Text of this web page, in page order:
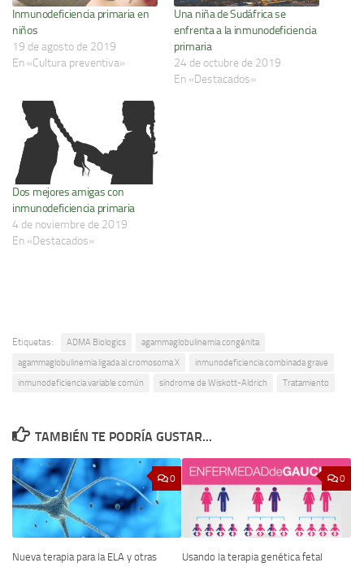
Inmunodeficiencia primaria en
niños
19 de agosto de 2019
En «Cultura preventiva»
Una niña de Sudáfrica se
enfrenta a la inmunodeficiencia
primaria
24 de octubre de 2019
En «Destacados»
Dos mejores amigas con
inmunodeficiencia primaria
4 de noviembre de 2019
En «Destacados»
Etiquetas: ADMA Biologics
agammaglobulinemia congénita
agammaglobulinemia ligada al cromosoma X
inmunodeficiencia combinada grave
inmunodeficiencia variable común
síndrome de Wiskott-Aldrich Tratamiento
TAMBIÉN TE PODRÍA GUSTAR...
0
Nueva terapia para la ELA y otras
0
Usando la terapia genética fetal